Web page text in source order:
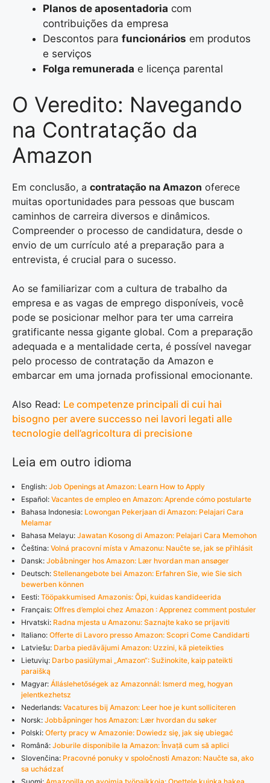
Planos de aposentadoria com
contribuições da empresa
Descontos para funcionários em produtos
e serviços
Folga remunerada e licença parental
O Veredito: Navegando
na Contratação da
Amazon
Em conclusão, a contratação na Amazon oferece
muitas oportunidades para pessoas que buscam
caminhos de carreira diversos e dinâmicos.
Compreender o processo de candidatura, desde o
envio de um currículo até a preparação para a
entrevista, é crucial para o sucesso.
Ao se familiarizar com a cultura de trabalho da
empresa e as vagas de emprego disponíveis, você
pode se posicionar melhor para ter uma carreira
gratificante nessa gigante global. Com a preparação
adequada e a mentalidade certa, é possível navegar
pelo processo de contratação da Amazon e
embarcar em uma jornada profissional emocionante.
Also Read: Le competenze principali di cui hai
bisogno per avere successo nei lavori legati alle
tecnologie dell’agricoltura di precisione
Leia em outro idioma
English: Job Openings at Amazon: Learn How to Apply
Español: Vacantes de empleo en Amazon: Aprende cómo postularte
Bahasa Indonesia: Lowongan Pekerjaan di Amazon: Pelajari Cara
Melamar
Bahasa Melayu: Jawatan Kosong di Amazon: Pelajari Cara Memohon
Čeština: Volná pracovní místa v Amazonu: Naučte se, jak se přihlásit
Dansk: Jobåbninger hos Amazon: Lær hvordan man ansøger
Deutsch: Stellenangebote bei Amazon: Erfahren Sie, wie Sie sich
bewerben können
Eesti: Tööpakkumised Amazonis: Õpi, kuidas kandideerida
Français: Offres d’emploi chez Amazon : Apprenez comment postuler
Hrvatski: Radna mjesta u Amazonu: Saznajte kako se prijaviti
Italiano: Offerte di Lavoro presso Amazon: Scopri Come Candidarti
Latviešu: Darba piedāvājumi Amazon: Uzzini, kā pieteikties
Lietuvių: Darbo pasiūlymai „Amazon“: Sužinokite, kaip pateikti
paraišką
Magyar: Álláslehetőségek az Amazonnál: Ismerd meg, hogyan
jelentkezhetsz
Nederlands: Vacatures bij Amazon: Leer hoe je kunt solliciteren
Norsk: Jobbåpninger hos Amazon: Lær hvordan du søker
Polski: Oferty pracy w Amazonie: Dowiedz się, jak się ubiegać
Română: Joburile disponibile la Amazon: Învață cum să aplici
Slovenčina: Pracovné ponuky v spoločnosti Amazon: Naučte sa, ako
sa uchádzať